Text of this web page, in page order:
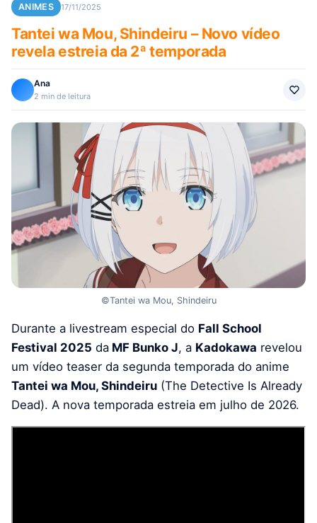
ANIMES 17/11/2025
Tantei wa Mou, Shindeiru – Novo vídeo
revela estreia da 2ª temporada
Ana
2 min de leitura
©Tantei wa Mou, Shindeiru
Durante a livestream especial do Fall School
Festival 2025 da MF Bunko J, a Kadokawa revelou
um vídeo teaser da segunda temporada do anime
Tantei wa Mou, Shindeiru (The Detective Is Already
Dead). A nova temporada estreia em julho de 2026.